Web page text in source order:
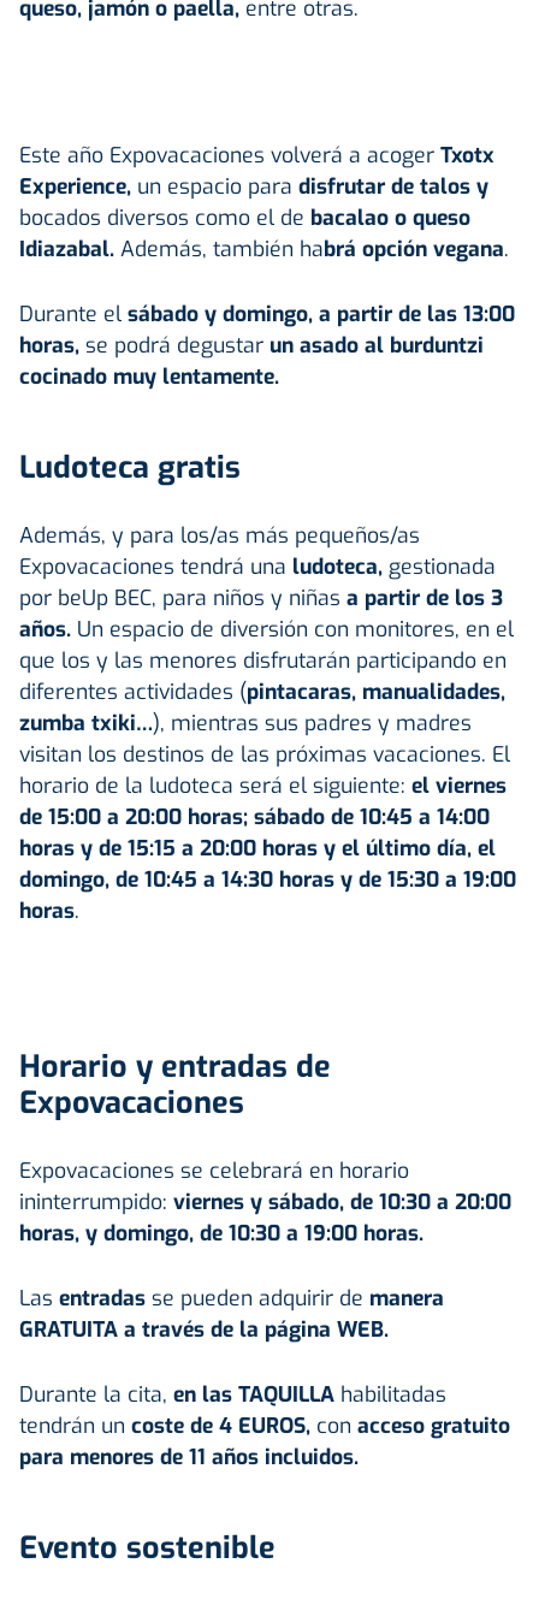
queso, jamón o paella, entre otras.
Este año Expovacaciones volverá a acoger Txotx
Experience, un espacio para disfrutar de talos y
bocados diversos como el de bacalao o queso
Idiazabal. Además, también habrá opción vegana.
Durante el sábado y domingo, a partir de las 13:00
horas, se podrá degustar un asado al burduntzi
cocinado muy lentamente.
Ludoteca gratis
Además, y para los/as más pequeños/as
Expovacaciones tendrá una ludoteca, gestionada
por beUp BEC, para niños y niñas a partir de los 3
años. Un espacio de diversión con monitores, en el
que los y las menores disfrutarán participando en
diferentes actividades (pintacaras, manualidades,
zumba txiki…), mientras sus padres y madres
visitan los destinos de las próximas vacaciones. El
horario de la ludoteca será el siguiente: el viernes
de 15:00 a 20:00 horas; sábado de 10:45 a 14:00
horas y de 15:15 a 20:00 horas y el último día, el
domingo, de 10:45 a 14:30 horas y de 15:30 a 19:00
horas.
Horario y entradas de
Expovacaciones
Expovacaciones se celebrará en horario
ininterrumpido: viernes y sábado, de 10:30 a 20:00
horas, y domingo, de 10:30 a 19:00 horas.
Las entradas se pueden adquirir de manera
GRATUITA a través de la página WEB.
Durante la cita, en las TAQUILLA habilitadas
tendrán un coste de 4 EUROS, con acceso gratuito
para menores de 11 años incluidos.
Evento sostenible